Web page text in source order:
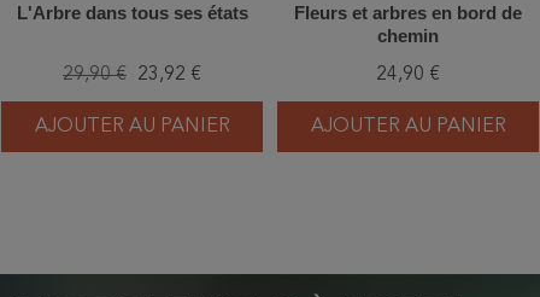
L'Arbre dans tous ses états
29,90 € 23,92 €
AJOUTER AU PANIER
Fleurs et arbres en bord de
chemin
24,90 €
AJOUTER AU PANIER